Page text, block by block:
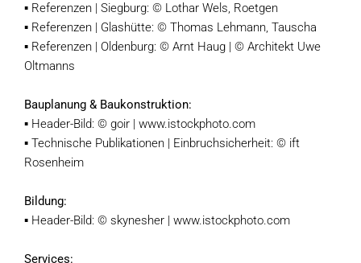
▪ Referenzen | Siegburg: © Lothar Wels, Roetgen
▪ Referenzen | Glashütte: © Thomas Lehmann, Tauscha
▪ Referenzen | Oldenburg: © Arnt Haug | © Architekt Uwe
Oltmanns
Bauplanung & Baukonstruktion:
▪ Header-Bild: © goir | www.istockphoto.com
▪ Technische Publikationen | Einbruchsicherheit: © ift
Rosenheim
Bildung:
▪ Header-Bild: © skynesher | www.istockphoto.com
Services: